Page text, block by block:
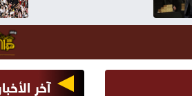
آخر